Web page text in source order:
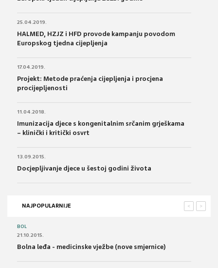
25.04.2019.
HALMED, HZJZ i HFD provode kampanju povodom
Europskog tjedna cijepljenja
17.04.2019.
Projekt: Metode praćenja cijepljenja i procjena
procijepljenosti
11.04.2018.
Imunizacija djece s kongenitalnim srčanim grješkama
– klinički i kritički osvrt
13.09.2015.
Docjepljivanje djece u šestoj godini života
NAJPOPULARNIJE >
<
BOL
21.10.2015.
Bolna leđa - medicinske vježbe (nove smjernice)